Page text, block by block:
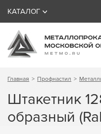
КАТАЛОГ
Главная Профнастил
Штакетник
образный